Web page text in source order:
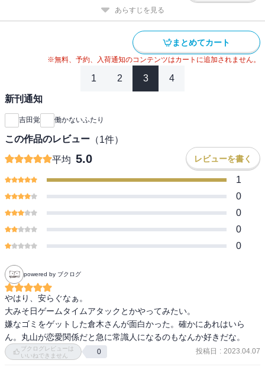
あらすじを見る
まとめてカート
※無料、予約、入荷通知のコンテンツはカートに追加されません。
1 2 3 4
新刊通知
吉田覚 働かないふたり
この作品のレビュー （1件）
平均 5.0 レビューを書く
1
0
0
0
0
powered by ブクログ
やはり、安らぐなぁ。
大みそ日ゲームタイムアタックとかやってみたい。
嫌なゴミをゲットした倉木さんが面白かった。確かにあれはいら
ん。丸山が恋愛関係だと急に常識人になるのもなんか好きだな。
ブクログレビューは
いいねできません
0 投稿日 : 2023.04.07